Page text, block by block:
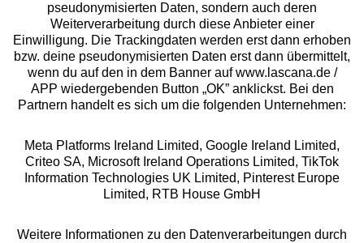
Über uns
Rechtliches
Alle Preise inkl. MwSt., zzgl.
Versandkosten
** Bonität vorausgesetzt, berechtigt zur Bonitätsprüfung
pseudonymisierten Daten, sondern auch deren
Weiterverarbeitung durch diese Anbieter einer
Einwilligung. Die Trackingdaten werden erst dann erhoben
bzw. deine pseudonymisierten Daten erst dann übermittelt,
wenn du auf den in dem Banner auf www.lascana.de /
APP wiedergebenden Button „OK” anklickst. Bei den
Partnern handelt es sich um die folgenden Unternehmen:
Meta Platforms Ireland Limited, Google Ireland Limited,
Criteo SA, Microsoft Ireland Operations Limited, TikTok
Information Technologies UK Limited, Pinterest Europe
Limited, RTB House GmbH
Weitere Informationen zu den Datenverarbeitungen durch